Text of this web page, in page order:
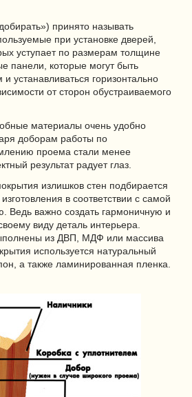
принято называть
при установке дверей,
уступает по размерам толщине
панели, которые могут быть
устанавливаться горизонтально
от сторон обустраиваемого
материалы очень удобно
доборам работы по
проема стали менее
результат радует глаз.
излишков стен подбирается
в соответствии с самой
Ведь важно создать гармоничную и
виду деталь интерьера.
из ДВП, МДФ или массива
используется натуральный
а также ламинированная пленка.